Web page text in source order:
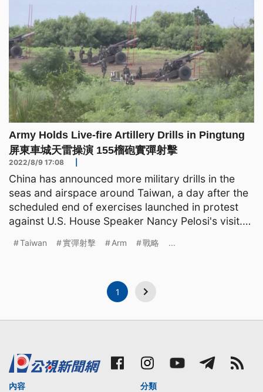
Army Holds Live-fire Artillery Drills in Pingtung
屏東車城天雷操演 155榴砲實彈射擊
2022/8/9 17:08
China has announced more military drills in the
seas and airspace around Taiwan, a day after the
scheduled end of exercises launched in protest
against U.S. House Speaker Nancy Pelosi's visit.
Taiwan 實彈射擊 Arm 戰略 ...
1
內容
分類